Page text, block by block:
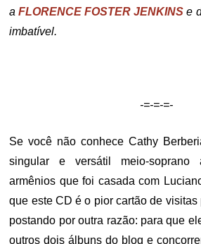
aFLORENCE FOSTER JENKINS e
imbatível.
-=-=-=-
Se você não conhece Cathy
singular e versátil meio-soprano
armênios que foi casada com
que este CD é o pior cartão de
postando por outra razão: para que
outros dois álbuns do blog e